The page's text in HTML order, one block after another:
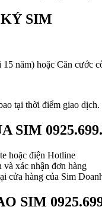
SIM
năm) hoặc Căn cước
tại thời điểm giao dịch.
SIM 0925.699.
hoặc điện Hotline
xác nhận đơn hàng
cửa hàng của Sim
SIM